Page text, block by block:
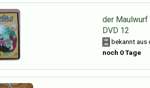
der Maulwurf
DVD 12
bekannt aus
noch 0 Tage